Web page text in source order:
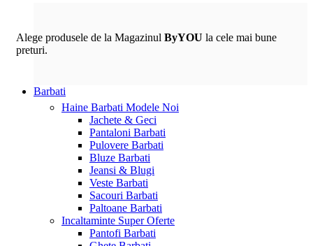
Alege produsele de la Magazinul ByYOU la cele mai bune
preturi.
Barbati
Haine Barbati Modele Noi
Jachete & Geci
Pantaloni Barbati
Pulovere Barbati
Bluze Barbati
Jeansi & Blugi
Veste Barbati
Sacouri Barbati
Paltoane Barbati
Incaltaminte Super Oferte
Pantofi Barbati